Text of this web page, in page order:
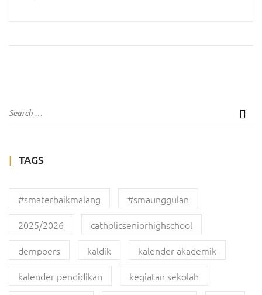
TAGS
#smaterbaikmalang
#smaunggulan
2025/2026
catholicseniorhighschool
dempoers
kaldik
kalender akademik
kalender pendidikan
kegiatan sekolah